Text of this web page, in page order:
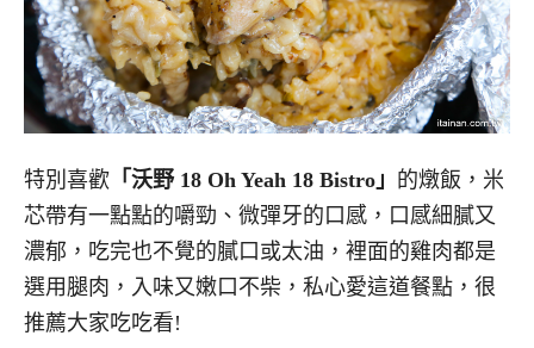
特別喜歡 「沃野 18 Oh Yeah 18 Bistro」 的燉飯，米
芯帶有一點點的嚼勁、微彈牙的口感，口感​細膩又
濃郁，吃完也不覺的膩口或太油，裡面的雞肉都是
選用腿肉，入味又嫩口不柴，私心愛這道餐點，很
推薦大家吃吃看!